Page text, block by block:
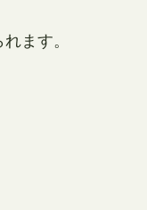
ます。